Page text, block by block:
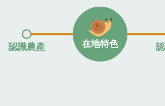
認識農產 在地特色